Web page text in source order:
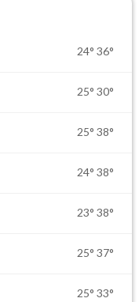
24° 36°
25° 30°
25° 38°
24° 38°
23° 38°
25° 37°
25° 33°